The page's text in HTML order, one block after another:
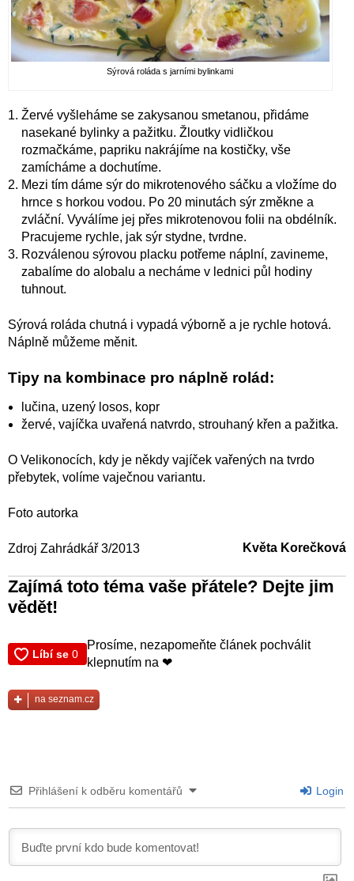
Sýrová roláda s jarními bylinkami
Žervé vyšleháme se zakysanou smetanou, přidáme
nasekané bylinky a pažitku. Žloutky vidličkou
rozmačkáme, papriku nakrájíme na kostičky, vše
zamícháme a dochutíme.
Mezi tím dáme sýr do mikrotenového sáčku a vložíme do
hrnce s horkou vodou. Po 20 minutách sýr změkne a
zvláční. Vyválíme jej přes mikrotenovou folii na obdélník.
Pracujeme rychle, jak sýr stydne, tvrdne.
Rozválenou sýrovou placku potřeme náplní, zavineme,
zabalíme do alobalu a necháme v lednici půl hodiny
tuhnout.
Sýrová roláda chutná i vypadá výborně a je rychle hotová.
Náplně můžeme měnit.
Tipy na kombinace pro náplně rolád:
lučina, uzený losos, kopr
žervé, vajíčka uvařená natvrdo, strouhaný křen a pažitka.
O Velikonocích, kdy je někdy vajíček vařených na tvrdo
přebytek, volíme vaječnou variantu.
Foto autorka
Zdroj Zahrádkář 3/2013 Květa Korečková
Zajímá toto téma vaše přátele? Dejte jim
vědět!
Prosíme, nezapomeňte článek pochválit
klepnutím na ❤
na seznam.cz
Přihlášení k odběru komentářů Login